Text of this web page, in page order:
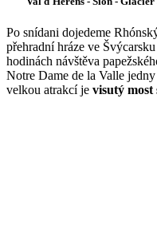
Po snídani dojedeme
přehradní hráze ve
hodinách návštěva
Notre Dame de la Valle
velkou atrakcí je visutý